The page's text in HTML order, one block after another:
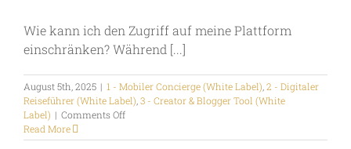
Wie kann ich den Zugriff auf meine Plattform
einschränken? Während [...]
August 5th, 2025 | 1 - Mobiler Concierge (White Label) 2 - Digitaler
Reiseführer (White Label) 3 - Creator & Blogger Tool (White
Label) | Comments Offon
kann
Read More